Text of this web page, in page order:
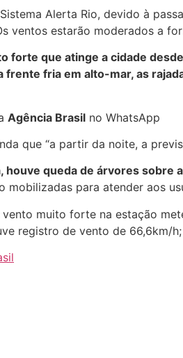
Alerta Rio, devido à
ventos estarão moderados a
forte que atinge a cidade
frente fria em alto-mar, as
Agência Brasil no WhatsApp
que “a partir da noite, a
houve queda de árvores sobre
mobilizadas para atender aos
muito forte na estação
registro de vento de 66,6km/